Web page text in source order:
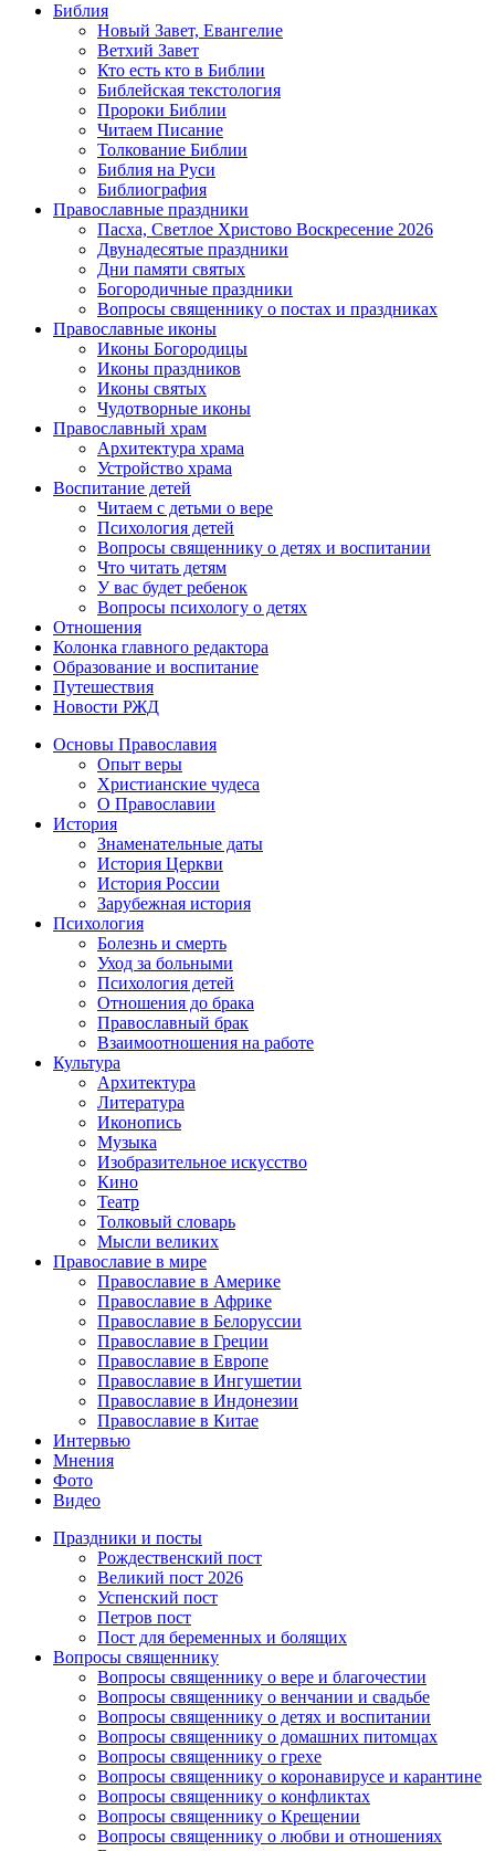
Библия
Новый Завет, Евангелие
Ветхий Завет
Кто есть кто в Библии
Библейская текстология
Пророки Библии
Читаем Писание
Толкование Библии
Библия на Руси
Библиография
Православные праздники
Пасха, Светлое Христово Воскресение 2026
Двунадесятые праздники
Дни памяти святых
Богородичные праздники
Вопросы священнику о постах и праздниках
Православные иконы
Иконы Богородицы
Иконы праздников
Иконы святых
Чудотворные иконы
Православный храм
Архитектура храма
Устройство храма
Воспитание детей
Читаем с детьми о вере
Психология детей
Вопросы священнику о детях и воспитании
Что читать детям
У вас будет ребенок
Вопросы психологу о детях
Отношения
Колонка главного редактора
Образование и воспитание
Путешествия
Новости РЖД
Основы Православия
Опыт веры
Христианские чудеса
О Православии
История
Знаменательные даты
История Церкви
История России
Зарубежная история
Психология
Болезнь и смерть
Уход за больными
Психология детей
Отношения до брака
Православный брак
Взаимоотношения на работе
Культура
Архитектура
Литература
Иконопись
Музыка
Изобразительное искусство
Кино
Театр
Толковый словарь
Мысли великих
Православие в мире
Православие в Америке
Православие в Африке
Православие в Белоруссии
Православие в Греции
Православие в Европе
Православие в Ингушетии
Православие в Индонезии
Православие в Китае
Интервью
Мнения
Фото
Видео
Праздники и посты
Рождественский пост
Великий пост 2026
Успенский пост
Петров пост
Пост для беременных и болящих
Вопросы священнику
Вопросы священнику о вере и благочестии
Вопросы священнику о венчании и свадьбе
Вопросы священнику о детях и воспитании
Вопросы священнику о домашних питомцах
Вопросы священнику о грехе
Вопросы священнику о коронавирусе и карантине
Вопросы священнику о конфликтах
Вопросы священнику о Крещении
Вопросы священнику о любви и отношениях